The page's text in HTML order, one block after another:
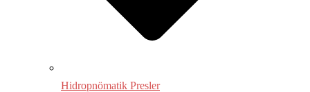
Hidropnömatik Presler